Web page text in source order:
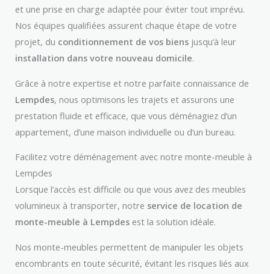
et une prise en charge adaptée pour éviter tout imprévu.
Nos équipes qualifiées assurent chaque étape de votre
projet, du conditionnement de vos biens jusqu’à leur
installation dans votre nouveau domicile.
Grâce à notre expertise et notre parfaite connaissance de
Lempdes, nous optimisons les trajets et assurons une
prestation fluide et efficace, que vous déménagiez d’un
appartement, d’une maison individuelle ou d’un bureau.
Facilitez votre déménagement avec notre monte-meuble à
Lempdes
Lorsque l’accès est difficile ou que vous avez des meubles
volumineux à transporter, notre service de location de
monte-meuble à Lempdes est la solution idéale.
Nos monte-meubles permettent de manipuler les objets
encombrants en toute sécurité, évitant les risques liés aux